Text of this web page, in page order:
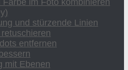
Farbe im Foto kombinieren
und stürzende Linien
entfernen
mit Ebenen